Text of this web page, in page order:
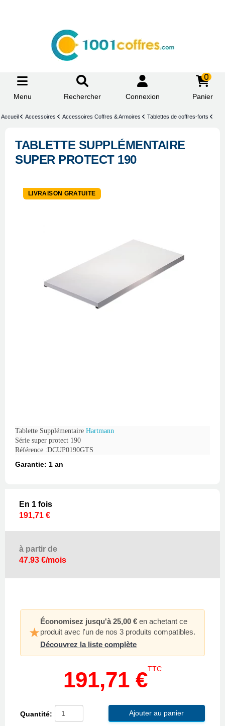
Menu Rechercher Connexion
0
Panier
Accueil Accessoires Accessoires Coffres & Armoires Tablettes de coffres-forts
TABLETTE SUPPLÉMENTAIRE
SUPER PROTECT 190
LIVRAISON GRATUITE
Tablette Supplémentaire Hartmann
Série super protect 190
Référence :DCUP0190GTS
Garantie: 1 an
à partir de
47.93 €/mois
En 1 fois
191,71 €
★
Économisez jusqu'à 25,00 € en achetant ce
produit avec l'un de nos 3 produits compatibles.
Découvrez la liste complète
191,71 €TTC
Quantité: Ajouter au panier